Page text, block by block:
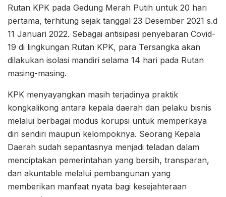
Rutan KPK pada Gedung Merah Putih untuk 20 hari
pertama, terhitung sejak tanggal 23 Desember 2021 s.d
11 Januari 2022. Sebagai antisipasi penyebaran Covid-
19 di lingkungan Rutan KPK, para Tersangka akan
dilakukan isolasi mandiri selama 14 hari pada Rutan
masing-masing.
KPK menyayangkan masih terjadinya praktik
kongkalikong antara kepala daerah dan pelaku bisnis
melalui berbagai modus korupsi untuk memperkaya
diri sendiri maupun kelompoknya. Seorang Kepala
Daerah sudah sepantasnya menjadi teladan dalam
menciptakan pemerintahan yang bersih, transparan,
dan akuntable melalui pembangunan yang
memberikan manfaat nyata bagi kesejahteraan